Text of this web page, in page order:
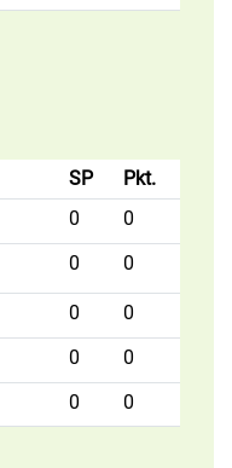
SP
Pkt.
0
0
0 0
0
0
0
0
0 0